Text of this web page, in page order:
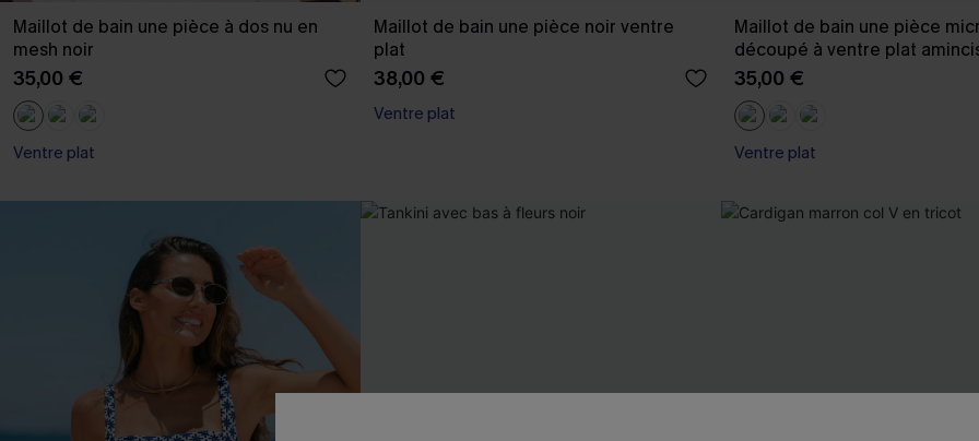
Maillot de bain une pièce à dos nu en
mesh noir
35,00 €
Ventre plat
Maillot de bain une pièce noir ventre
plat
38,00 €
Ventre plat
Maillot de bain une pièce
découpé à ventre plat
35,00 €
Ventre plat